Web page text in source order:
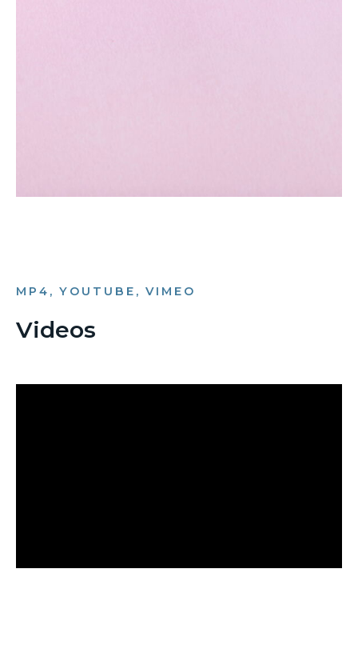
MP4, YOUTUBE, VIMEO
Videos